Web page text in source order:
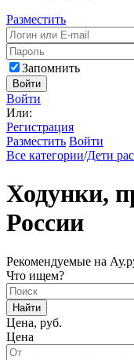
Разместить
Запомнить
Войти
Войти
Или:
Регистрация
Разместить Войти
Все категории/Дети
Ходунки,
России
Рекомендуемые на
Что ищем?
Найти
Цена, руб.
Цена